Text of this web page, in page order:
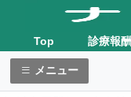
Top 診療報
メニュー